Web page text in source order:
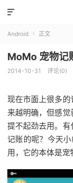

Android  正文
MoMo 宠物
2014-10-31 评论(0)
现在市面上很多
来越明确，但感
提不起劲去用。
记账的呢？今天
用，它的本体是宠